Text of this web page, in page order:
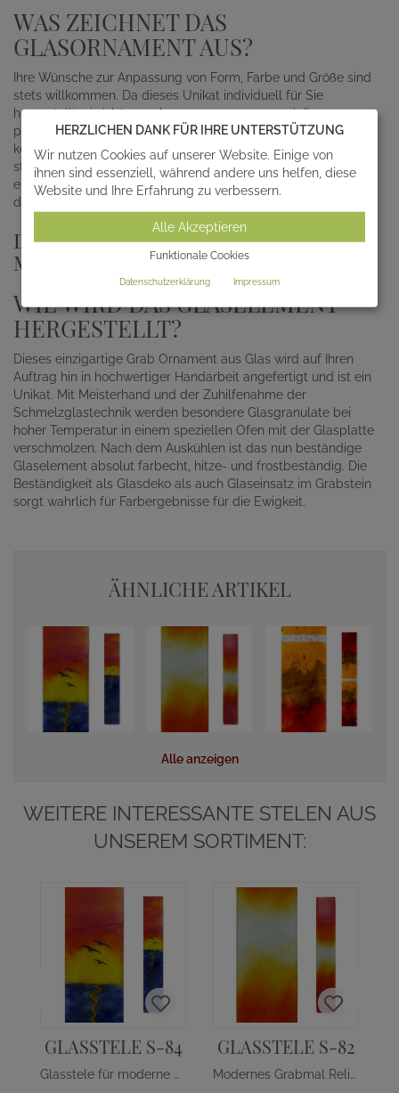
WAS ZEICHNET DAS
GLASORNAMENT AUS?
Ihre Wünsche zur Anpassung von Form, Farbe und Größe sind
stets willkommen. Da dieses Unikat individuell für Sie
hergestellt wird, können Anpassungen ganz nach Ihren
persönlichen Vorstellungen vorgenommen werden. Zusätzlich
können Sie dieses exklusive Glasornament mit einem unserer
stilvollen
Grabsteine
kombinieren, wodurch dieser zu einem
einzigartigen Erinnerungsstück wird, welcher die Individualität
des Verstorbenen wertschätzt und widerspiegelt.
DESIGNER GLASORNAMENTE AUS
MEISTERHAND
WIE WIRD DAS GLASELEMENT
HERGESTELLT?
Dieses einzigartige Grab Ornament aus Glas wird auf Ihren
Auftrag hin in hochwertiger Handarbeit angefertigt und ist ein
Unikat. Mit Meisterhand und der Zuhilfenahme der
Schmelzglastechnik werden besondere Glasgranulate bei
hoher Temperatur in einem speziellen Ofen mit der Glasplatte
verschmolzen. Nach dem Auskühlen ist das nun beständige
Glaselement absolut farbecht, hitze- und frostbeständig. Die
Beständigkeit als Glasdeko als auch Glaseinsatz im Grabstein
sorgt wahrlich für Farbergebnisse für die Ewigkeit.
ÄHNLICHE ARTIKEL
Alle anzeigen
WEITERE INTERESSANTE STELEN AUS
UNSEREM SORTIMENT:
GLASSTELE S-84
Glasstele für moderne Grabsteine Sonnenuntargang
GLASSTELE S-82
Modernes Grabmal Relief Glasdekor Orange-Gelb
HERZLICHEN DANK FÜR IHRE UNTERSTÜTZUNG
Wir nutzen Cookies auf unserer Website. Einige von
ihnen sind essenziell, während andere uns helfen, diese
Website und Ihre Erfahrung zu verbessern.
Alle Akzeptieren
Funktionale Cookies
Datenschutzerklärung Impressum